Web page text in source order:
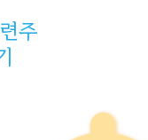
주